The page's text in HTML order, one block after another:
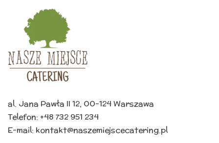
al. Jana Pawła II 12, 00-124 Warszawa
Telefon: +48 732 951 234
E-mail: kontakt@naszemiejscecatering.pl